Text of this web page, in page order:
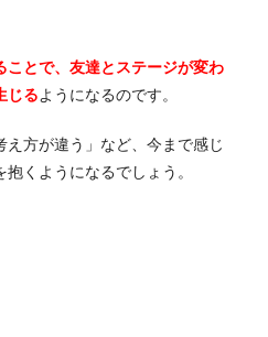
ことで、友達とステージが変わ
じるようになるのです。
え方が違う」など、今まで感じ
くようになるでしょう。